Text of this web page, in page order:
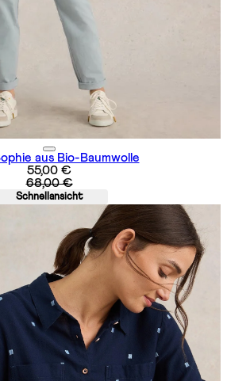
aus Bio-Baumwolle
Aktueller Preis: 55,00 €.
55,00 €
68,00 €
Schnellansicht